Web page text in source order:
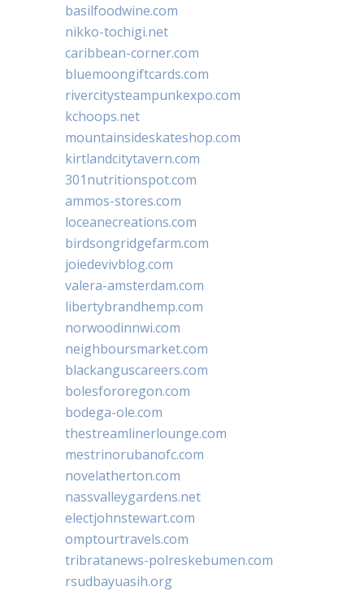
basilfoodwine.com
nikko-tochigi.net
caribbean-corner.com
bluemoongiftcards.com
rivercitysteampunkexpo.com
kchoops.net
mountainsideskateshop.com
kirtlandcitytavern.com
301nutritionspot.com
ammos-stores.com
loceanecreations.com
birdsongridgefarm.com
joiedevivblog.com
valera-amsterdam.com
libertybrandhemp.com
norwoodinnwi.com
neighboursmarket.com
blackanguscareers.com
bolesfororegon.com
bodega-ole.com
thestreamlinerlounge.com
mestrinorubanofc.com
novelatherton.com
nassvalleygardens.net
electjohnstewart.com
omptourtravels.com
tribratanews-polreskebumen.com
rsudbayuasih.org